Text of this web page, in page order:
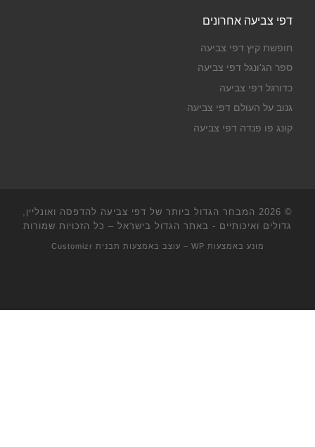
דפי צביעה אחרונים
חופשת קיץ דפי צביעה
ספר הג'ונגל דפי צביעה
כדורגל דפי צביעה
גנוב על העולם דפי צביעה
קונג פו פנדה דפי צביעה
© 2026
המבחר הגדול ביותר של דפי צביעה להדפסה ואונליין,
גדולים ואיכותיים - באתר הגדול בישראל – כל הזכויות שמורות
מונע באמצעות WP – עוצב באמצעות תבנית Customizr